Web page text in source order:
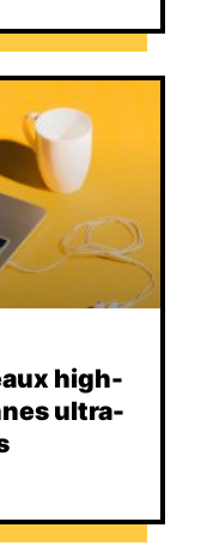
high-
ultra-